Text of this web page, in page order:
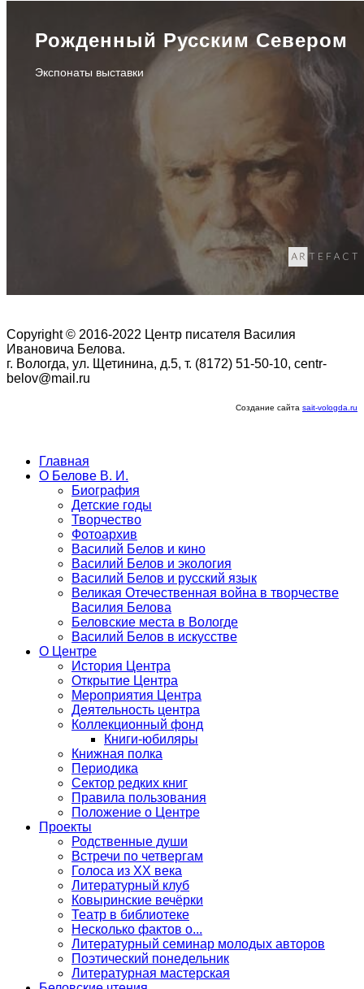
Рожденный Русским Севером
Экспонаты выставки
Copyright © 2016-2022 Центр писателя Василия
Ивановича Белова.
г. Вологда, ул. Щетинина, д.5, т. (8172) 51-50-10, centr-
belov@mail.ru
Создание сайта sait-vologda.ru
Главная
О Белове В. И.
Биография
Детские годы
Творчество
Фотоархив
Василий Белов и кино
Василий Белов и экология
Василий Белов и русский язык
Великая Отечественная война в творчестве
Василия Белова
Беловские места в Вологде
Василий Белов в искусстве
О Центре
История Центра
Открытие Центра
Мероприятия Центра
Деятельность центра
Коллекционный фонд
Книги-юбиляры
Книжная полка
Периодика
Сектор редких книг
Правила пользования
Положение о Центре
Проекты
Родственные души
Встречи по четвергам
Голоса из ХХ века
Литературный клуб
Ковыринские вечёрки
Театр в библиотеке
Несколько фактов о...
Литературный семинар молодых авторов
Поэтический понедельник
Литературная мастерская